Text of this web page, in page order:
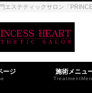
エステティックサロン「
ージ 施術メニュ